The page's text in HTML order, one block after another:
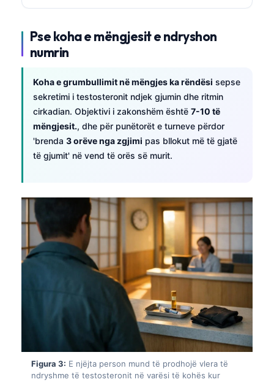
Pse koha e mëngjesit e ndryshon
numrin
Koha e grumbullimit në mëngjes ka rëndësi sepse
sekretimi i testosteronit ndjek gjumin dhe ritmin
cirkadian. Objektivi i zakonshëm është 7-10 të
mëngjesit., dhe për punëtorët e turneve përdor
'brenda 3 orëve nga zgjimi pas bllokut më të gjatë
të gjumit' në vend të orës së murit.
Figura 3: E njëjta person mund të prodhojë vlera të
ndryshme të testosteronit në varësi të kohës kur